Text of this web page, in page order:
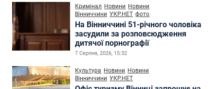
Кримінал Новини Новини
Вінниччини УКР.НЕТ фото
На Вінниччині 51-річного чоловіка
засудили за розповсюдження
дитячої порнографії
7 Серпня, 2026, 15:32
Культура Новини Новини
Вінниччини УКР.НЕТ